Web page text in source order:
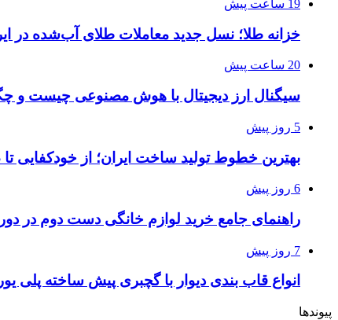
19 ساعت پیش
خزانه طلا؛ نسل جدید معاملات طلای آب‌شده در
20 ساعت پیش
سیگنال ارز دیجیتال با هوش مصنوعی چیست و
5 روز پیش
بهترین خطوط تولید ساخت ایران؛ از خودکفایی
6 روز پیش
راهنمای جامع خرید لوازم خانگی دست دوم در
7 روز پیش
انواع قاب بندی دیوار با گچبری پیش ساخته
پیوندها